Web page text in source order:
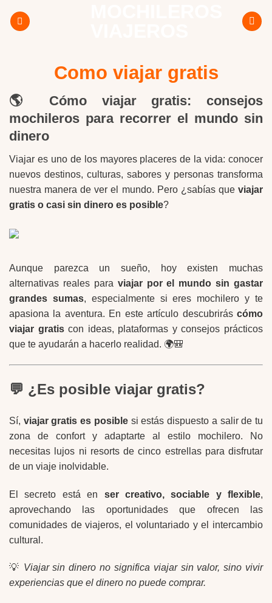
Como viajar gratis
🌎 Cómo viajar gratis: consejos
mochileros para recorrer el mundo sin
dinero
Viajar es uno de los mayores placeres de la vida: conocer
nuevos destinos, culturas, sabores y personas transforma
nuestra manera de ver el mundo. Pero ¿sabías que viajar
gratis o casi sin dinero es posible?
Aunque parezca un sueño, hoy existen muchas
alternativas reales para viajar por el mundo sin gastar
grandes sumas, especialmente si eres mochilero y te
apasiona la aventura. En este artículo descubrirás cómo
viajar gratiscon ideas, plataformas y consejos prácticos
que te ayudarán a hacerlo realidad. 🌍🎒
💬 ¿Es posible viajar gratis?
Sí, viajar gratis es posiblesi estás dispuesto a salir de tu
zona de confort y adaptarte al estilo mochilero. No
necesitas lujos ni resorts de cinco estrellas para disfrutar
de un viaje inolvidable.
El secreto está en ser creativo, sociable y flexible,
aprovechando las oportunidades que ofrecen las
comunidades de viajeros, el voluntariado y el intercambio
cultural.
💡 Viajar sin dinero no significa viajar sin valor, sino vivir
experiencias que el dinero no puede comprar.